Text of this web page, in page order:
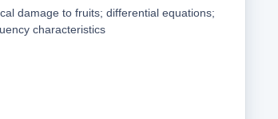
damage to fruits; differential equations;
characteristics